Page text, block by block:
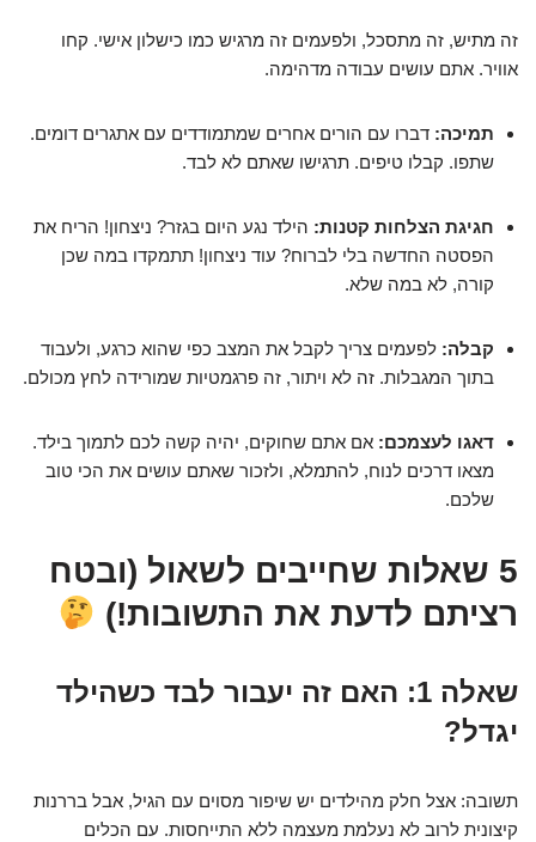
זה מתיש, זה מתסכל, ולפעמים זה מרגיש כמו כישלון אישי. קחו
אוויר. אתם עושים עבודה מדהימה.
תמיכה: דברו עם הורים אחרים שמתמודדים עם אתגרים דומים.
שתפו. קבלו טיפים. תרגישו שאתם לא לבד.
חגיגת הצלחות קטנות: הילד נגע היום בגזר? ניצחון! הריח את
הפסטה החדשה בלי לברוח? עוד ניצחון! תתמקדו במה שכן
קורה, לא במה שלא.
קבלה: לפעמים צריך לקבל את המצב כפי שהוא כרגע, ולעבוד
בתוך המגבלות. זה לא ויתור, זה פרגמטיות שמורידה לחץ מכולם.
דאגו לעצמכם: אם אתם שחוקים, יהיה קשה לכם לתמוך בילד.
מצאו דרכים לנוח, להתמלא, ולזכור שאתם עושים את הכי טוב
שלכם.
5 שאלות שחייבים לשאול (ובטח
רציתם לדעת את התשובות!)
שאלה 1: האם זה יעבור לבד כשהילד
יגדל?
תשובה: אצל חלק מהילדים יש שיפור מסוים עם הגיל, אבל בררנות
קיצונית לרוב לא נעלמת מעצמה ללא התייחסות. עם הכלים